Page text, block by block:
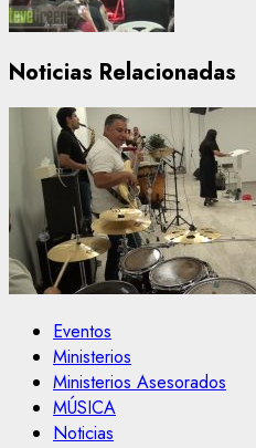
Noticias Relacionadas
Eventos
Ministerios
Ministerios Asesorados
MÚSICA
Noticias